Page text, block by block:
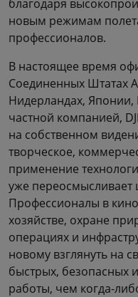
благодаря
новым режимам
профессионалов.
В настоящее время
Соединенных Штатах
Нидерландах, Японии,
частной компанией,
на собственном
творческое,
применение
уже переосмысливает
Профессионалы в
хозяйстве, охране
операциях и
новому взглянуть на
быстрых, безопасных
работы, чем когда-